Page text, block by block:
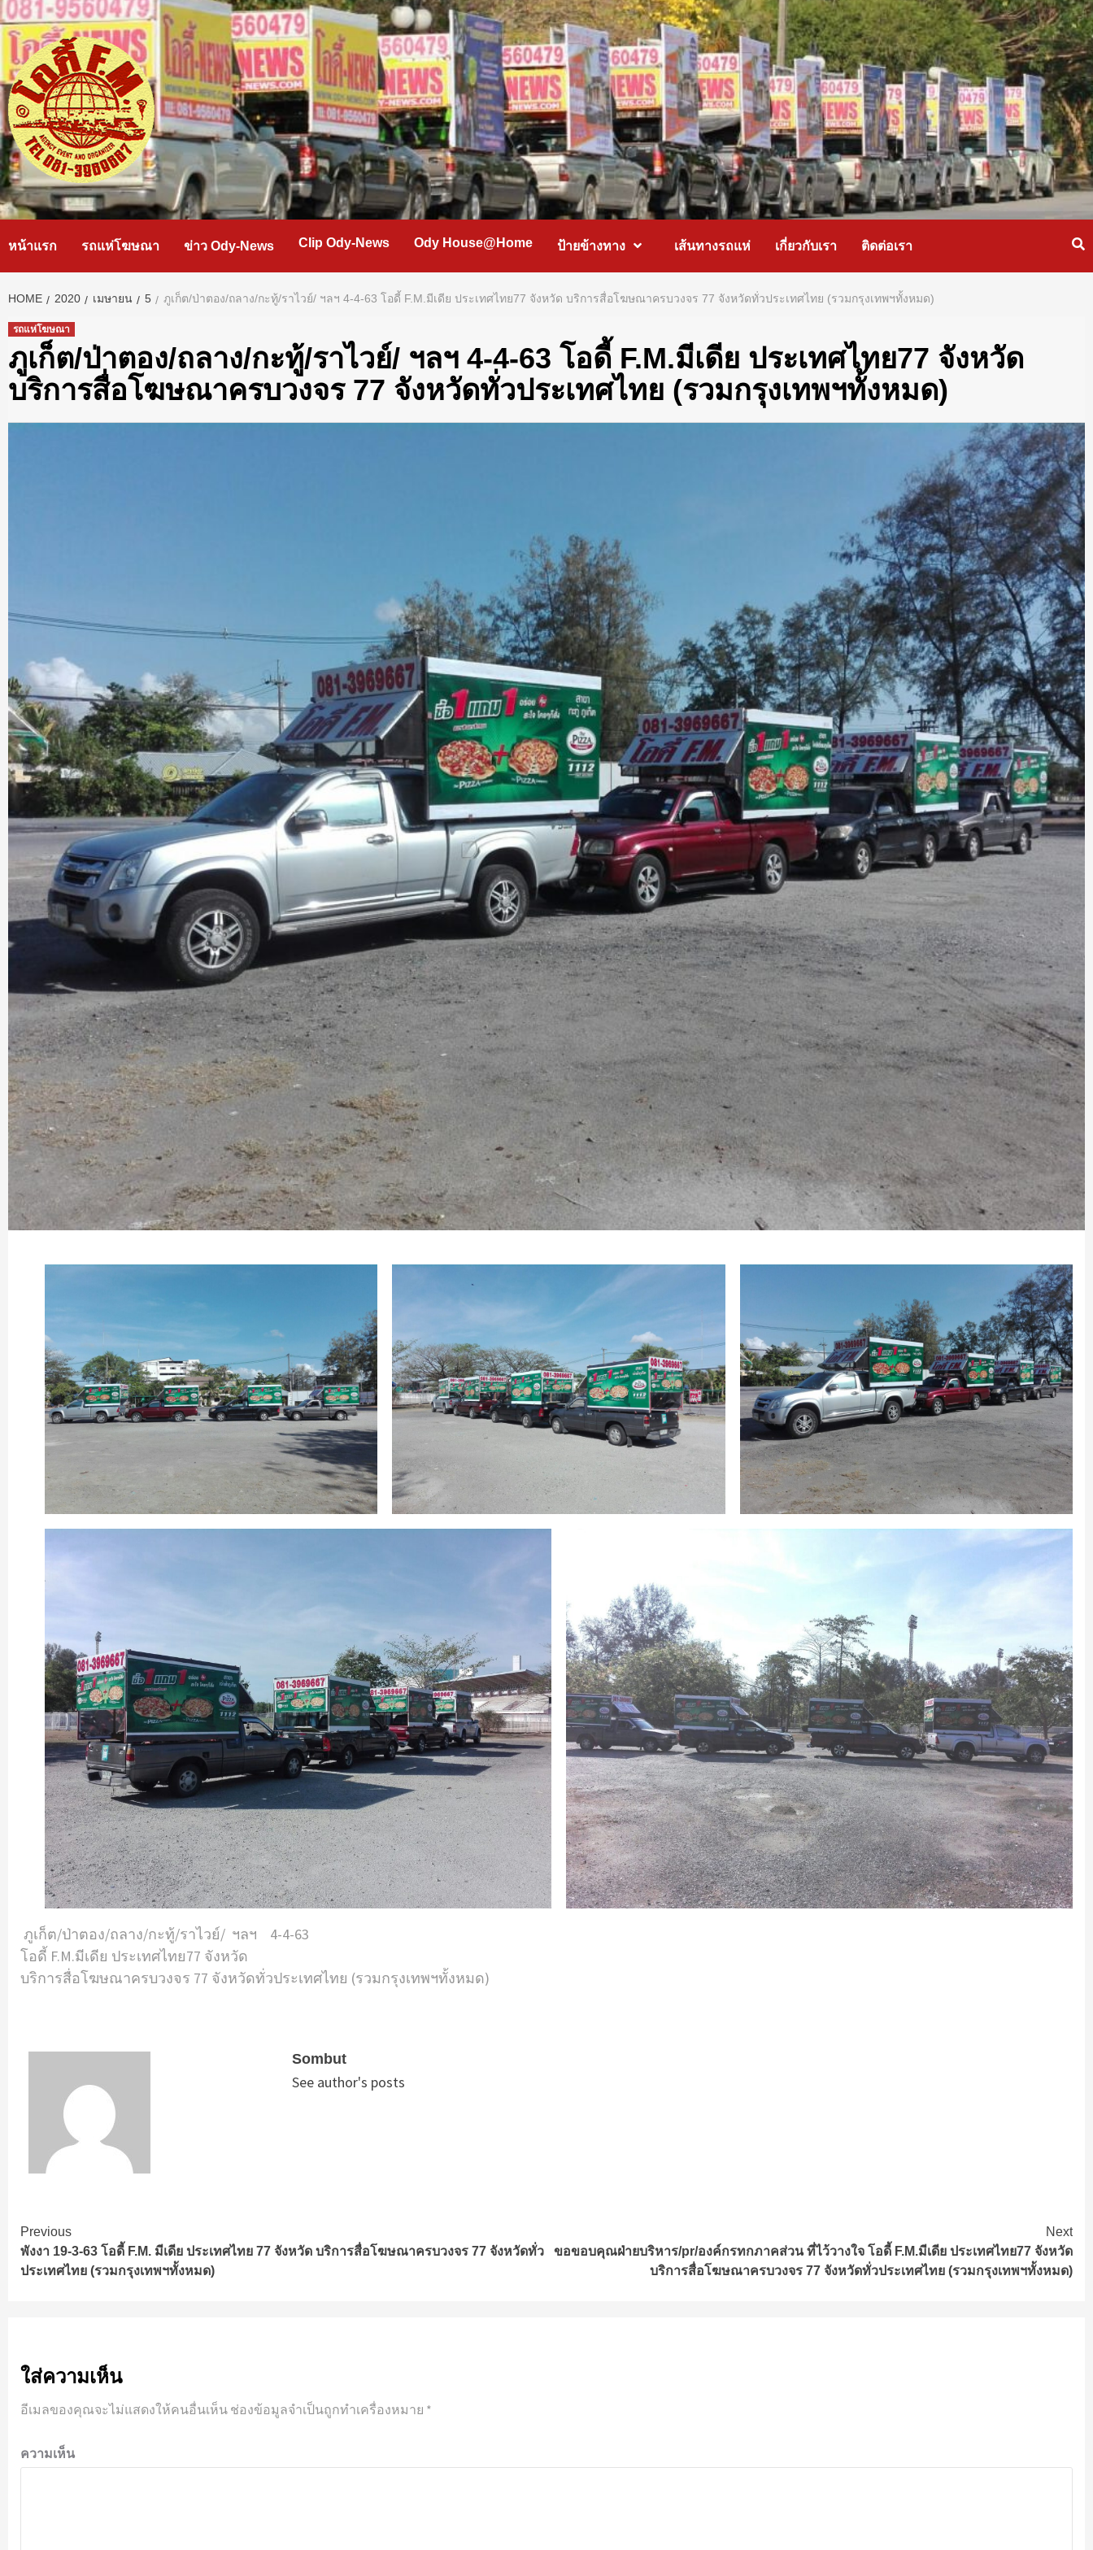
Skip
to
content
หน้าแรก รถแห่โฆษณา ข่าว Ody-News Clip Ody-News Ody House@Home ป้ายข้างทาง เส้นทางรถแห่ เกี่ยวกับเรา ติดต่อเรา
HOME 2020 เมษายน 5 ภูเก็ต/ป่าตอง/ถลาง/กะทู้/ราไวย์/ ฯลฯ 4-4-63 โอดี้ F.M.มีเดีย ประเทศไทย77 จังหวัด บริการสื่อโฆษณาครบวงจร 77 จังหวัดทั่วประเทศไทย (รวมกรุงเทพฯทั้งหมด)
รถแห่โฆษณา
ภูเก็ต/ป่าตอง/ถลาง/กะทู้/ราไวย์/ ฯลฯ 4-4-63 โอดี้ F.M.มีเดีย ประเทศไทย77 จังหวัด
บริการสื่อโฆษณาครบวงจร 77 จังหวัดทั่วประเทศไทย (รวมกรุงเทพฯทั้งหมด)
ภูเก็ต/ป่าตอง/ถลาง/กะทู้/ราไวย์/ ฯลฯ 4-4-63
โอดี้ F.M.มีเดีย ประเทศไทย77 จังหวัด
บริการสื่อโฆษณาครบวงจร 77 จังหวัดทั่วประเทศไทย (รวมกรุงเทพฯทั้งหมด)
Sombut
See author's posts
Continue
Reading
Previous
พังงา 19-3-63 โอดี้ F.M. มีเดีย ประเทศไทย 77 จังหวัด บริการสื่อโฆษณาครบวงจร 77 จังหวัดทั่ว
ประเทศไทย (รวมกรุงเทพฯทั้งหมด)
Next
ขอขอบคุณฝ่ายบริหาร/pr/องค์กรทกภาคส่วน ที่ไว้วางใจ โอดี้ F.M.มีเดีย ประเทศไทย77 จังหวัด
บริการสื่อโฆษณาครบวงจร 77 จังหวัดทั่วประเทศไทย (รวมกรุงเทพฯทั้งหมด)
ใส่ความเห็น
อีเมลของคุณจะไม่แสดงให้คนอื่นเห็น ช่องข้อมูลจำเป็นถูกทำเครื่องหมาย *
ความเห็น